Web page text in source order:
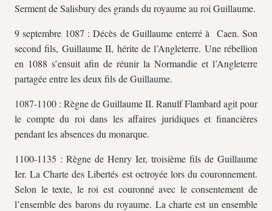
Serment de Salisbury des grands du royaume au roi Guillaume.
9 septembre 1087 : Décès de Guillaume enterré à Caen. Son
second fils, Guillaume II, hérite de l’Angleterre. Une rébellion
en 1088 s’ensuit afin de réunir la Normandie et l’Angleterre
partagée entre les deux fils de Guillaume.
1087-1100 : Règne de Guillaume II. Ranulf Flambard agit pour
le compte du roi dans les affaires juridiques et financières
pendant les absences du monarque.
1100-1135 : Règne de Henry Ier, troisième fils de Guillaume
Ier. La Charte des Libertés est octroyée lors du couronnement.
Selon le texte, le roi est couronné avec le consentement de
l’ensemble des barons du royaume. La charte est un ensemble